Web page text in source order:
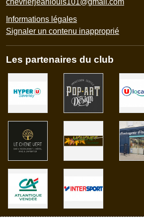
chevrierjeanlouis101@gmail.com
Informations légales
Signaler un contenu inapproprié
Les partenaires du club